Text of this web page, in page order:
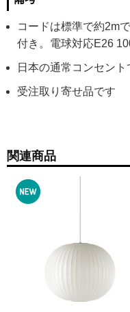
コードは標準で約2m
付き。電球対応E26
日本の通常コンセント
受注取り寄せ品です
関連商品